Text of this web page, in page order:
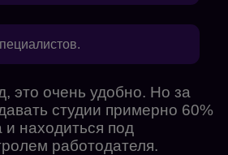
это очень удобно. Но за
студии примерно 60%
и находиться под
работодателя.